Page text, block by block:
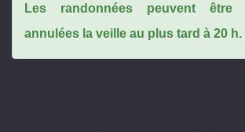
Les randonnées peuvent être
annulées la veille au plus tard à 20 h.